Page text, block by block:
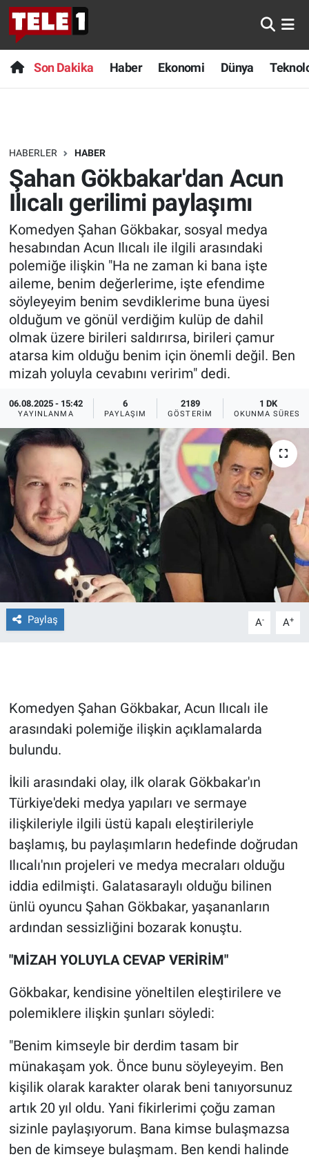
Son Dakika Haber Ekonomi Dünya
HABERLER HABER
Şahan Gökbakar'dan Acun
Ilıcalı gerilimi paylaşımı
Komedyen Şahan Gökbakar, sosyal medya
hesabından Acun Ilıcalı ile ilgili arasındaki
polemiğe ilişkin "Ha ne zaman ki bana işte
aileme, benim değerlerime, işte efendime
söyleyeyim benim sevdiklerime buna üyesi
olduğum ve gönül verdiğim kulüp de dahil
olmak üzere birileri saldırırsa, birileri çamur
atarsa kim olduğu benim için önemli değil. Ben
mizah yoluyla cevabını veririm" dedi.
06.08.2025 - 15:42
YAYINLANMA
6
PAYLAŞIM
2189
GÖSTERIM
1 DK
OKUNMA SÜRESI
Paylaş A- A+
Komedyen Şahan Gökbakar, Acun Ilıcalı ile
arasındaki polemiğe ilişkin açıklamalarda
bulundu.
İkili arasındaki olay, ilk olarak Gökbakar'ın
Türkiye'deki medya yapıları ve sermaye
ilişkileriyle ilgili üstü kapalı eleştirileriyle
başlamış, bu paylaşımların hedefinde doğrudan
Ilıcalı'nın projeleri ve medya mecraları olduğu
iddia edilmişti. Galatasaraylı olduğu bilinen
ünlü oyuncu Şahan Gökbakar, yaşananların
ardından sessizliğini bozarak konuştu.
"MİZAH YOLUYLA CEVAP VERİRİM"
Gökbakar, kendisine yöneltilen eleştirilere ve
polemiklere ilişkin şunları söyledi:
"Benim kimseyle bir derdim tasam bir
münakaşam yok. Önce bunu söyleyeyim. Ben
kişilik olarak karakter olarak beni tanıyorsunuz
artık 20 yıl oldu. Yani fikirlerimi çoğu zaman
sizinle paylaşıyorum. Bana kimse bulaşmazsa
ben de kimseye bulaşmam. Ben kendi halinde
Anında Manşet
Başka Sohbetler
Bilim turu
Bilim ve Teknoloji Evreni
Doğa Konuşuyor
Dünya
Ege Saati
Ege'den Esintiler
Eğitim
Eğlence
Ekonomi
Forum
Gerçeğin İzinde
Gün Başlıyor
Gün Bitiyor
Gün Ortası
Haber
İlan
Koronavirüs
Kültür Sanat
Ne demişti
Nedir
Popüler
Programlar
Sağlık
Spor
Teknoloji
Türkiye'nin Geleceği
Son Dakika
Haber
Dünya
Teknoloji
Sağlık
Spor
Yayın Akışı
İletişim
Nöbetçi Eczaneler
Hava Durumu
Trafik Durumu
Süper Lig Puan Durumu ve Fikstür
Tüm Manşetler
Son Dakika Haberleri
Haber Arşivi